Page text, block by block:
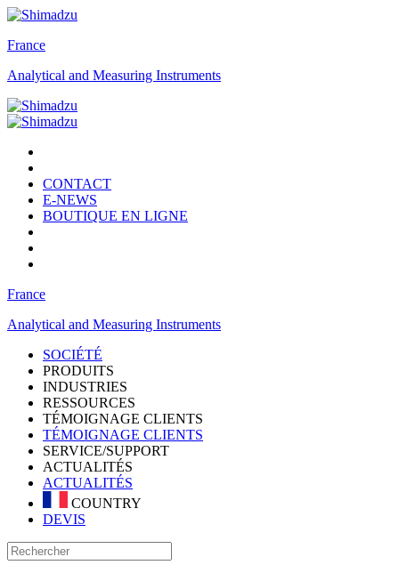
France
Analytical and Measuring Instruments
CONTACT
E-NEWS
BOUTIQUE EN LIGNE
France
Analytical and Measuring Instruments
SOCIÉTÉ
PRODUITS
INDUSTRIES
RESSOURCES
TÉMOIGNAGE CLIENTS
TÉMOIGNAGE CLIENTS
SERVICE/SUPPORT
ACTUALITÉS
ACTUALITÉS
COUNTRY
DEVIS